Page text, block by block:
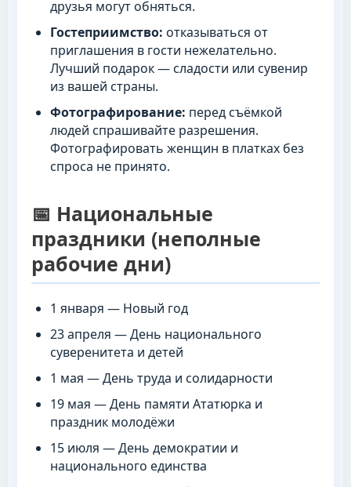
друзья могут обняться.
Гостеприимство: отказываться от
приглашения в гости нежелательно.
Лучший подарок — сладости или сувенир
из вашей страны.
Фотографирование: перед съёмкой
людей спрашивайте разрешения.
Фотографировать женщин в платках без
спроса не принято.
📅 Национальные
праздники (неполные
рабочие дни)
1 января — Новый год
23 апреля — День национального
суверенитета и детей
1 мая — День труда и солидарности
19 мая — День памяти Ататюрка и
праздник молодёжи
15 июля — День демократии и
национального единства